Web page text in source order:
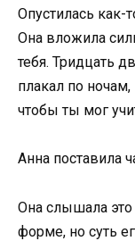
Опустилась как-
Она вложила
тебя. Тридцать
плакал по ночам,
чтобы ты мог
Анна поставила
Она слышала
форме, но суть